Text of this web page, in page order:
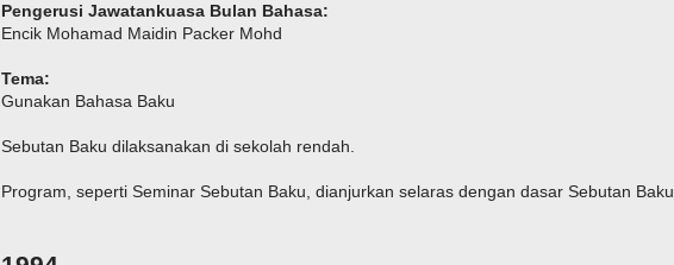
Pengerusi Jawatankuasa Bulan Bahasa:
Encik Mohamad Maidin Packer Mohd
Tema:
Gunakan Bahasa Baku
Sebutan Baku dilaksanakan di sekolah rendah.
Program, seperti Seminar Sebutan Baku, dianjurkan selaras dengan dasar Sebutan Baku.